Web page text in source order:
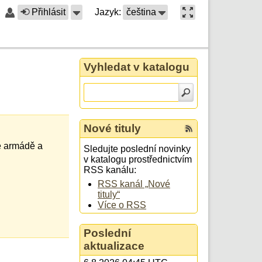
Přihlásit Jazyk: čeština
armádě a
Vyhledat v katalogu
Nové tituly
Sledujte poslední novinky
v katalogu prostřednictvím
RSS kanálu:
RSS kanál „Nové
tituly“
Více o RSS
Poslední
aktualizace